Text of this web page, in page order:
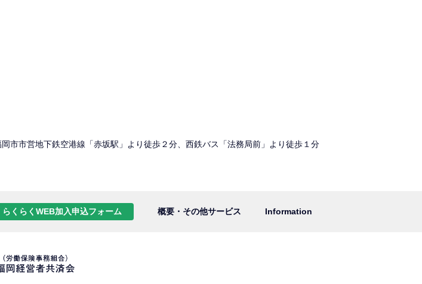
岡市市営地下鉄空港線「赤坂駅」より徒歩２分、西鉄バス「法務局前」より徒歩１分
らくらくWEB加入申込フォーム 概要・その他サービス Information